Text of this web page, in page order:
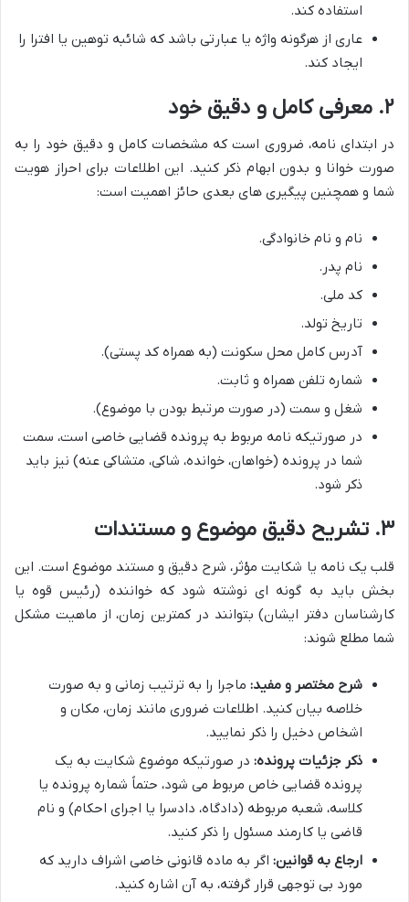
استفاده کند.
عاری از هرگونه واژه یا عبارتی باشد که شائبه توهین یا افترا را
ایجاد کند.
۲. معرفی کامل و دقیق خود
در ابتدای نامه، ضروری است که مشخصات کامل و دقیق خود را به
صورت خوانا و بدون ابهام ذکر کنید. این اطلاعات برای احراز هویت
شما و همچنین پیگیری های بعدی حائز اهمیت است:
نام و نام خانوادگی.
نام پدر.
کد ملی.
تاریخ تولد.
آدرس کامل محل سکونت (به همراه کد پستی).
شماره تلفن همراه و ثابت.
شغل و سمت (در صورت مرتبط بودن با موضوع).
در صورتیکه نامه مربوط به پرونده قضایی خاصی است، سمت
شما در پرونده (خواهان، خوانده، شاکی، متشاکی عنه) نیز باید
ذکر شود.
۳. تشریح دقیق موضوع و مستندات
قلب یک نامه یا شکایت مؤثر، شرح دقیق و مستند موضوع است. این
بخش باید به گونه ای نوشته شود که خواننده (رئیس قوه یا
کارشناسان دفتر ایشان) بتوانند در کمترین زمان، از ماهیت مشکل
شما مطلع شوند:
شرح مختصر و مفید: ماجرا را به ترتیب زمانی و به صورت
خلاصه بیان کنید. اطلاعات ضروری مانند زمان، مکان و
اشخاص دخیل را ذکر نمایید.
ذکر جزئیات پرونده: در صورتیکه موضوع شکایت به یک
پرونده قضایی خاص مربوط می شود، حتماً شماره پرونده یا
کلاسه، شعبه مربوطه (دادگاه، دادسرا یا اجرای احکام) و نام
قاضی یا کارمند مسئول را ذکر کنید.
ارجاع به قوانین: اگر به ماده قانونی خاصی اشراف دارید که
مورد بی توجهی قرار گرفته، به آن اشاره کنید.